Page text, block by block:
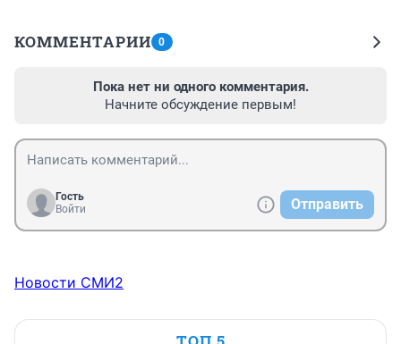
КОММЕНТАРИИ 0
Пока нет ни одного комментария.
Начните обсуждение первым!
Гость
Войти
Отправить
Новости СМИ2